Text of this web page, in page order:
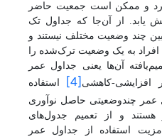
و ممکن است جمعیت حاضر
یابد. از آن‌جا که جداول تک
چند وضعیت مختلف نیستند و
به یک وضعیت ترک‌شده را
آن‌ها یعنی جداول عمر
افزایشی-کاهشی [4]
استفاده
عمر چند‌وضعیتی حاصل نوآوری
و از تعمیم جدول‌های
مزیت استفاده از جداول عمر